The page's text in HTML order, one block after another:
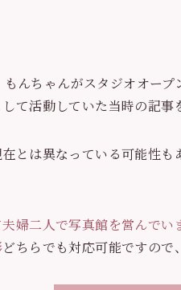
んちゃんがスタジオオープ
て活動していた当時の記事
とは異なっている可能性
婦二人で写真館を営んでい
どちらでも対応可能ですので